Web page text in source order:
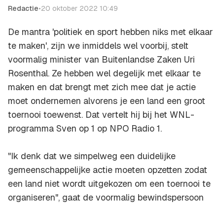
Redactie•20 oktober 2022 10:49
De mantra 'politiek en sport hebben niks met elkaar
te maken', zijn we inmiddels wel voorbij, stelt
voormalig minister van Buitenlandse Zaken Uri
Rosenthal. Ze hebben wel degelijk met elkaar te
maken en dat brengt met zich mee dat je actie
moet ondernemen alvorens je een land een groot
toernooi toewenst. Dat vertelt hij bij het WNL-
programma Sven op 1 op NPO Radio 1.
"Ik denk dat we simpelweg een duidelijke
gemeenschappelijke actie moeten opzetten zodat
een land niet wordt uitgekozen om een toernooi te
organiseren", gaat de voormalig bewindspersoon